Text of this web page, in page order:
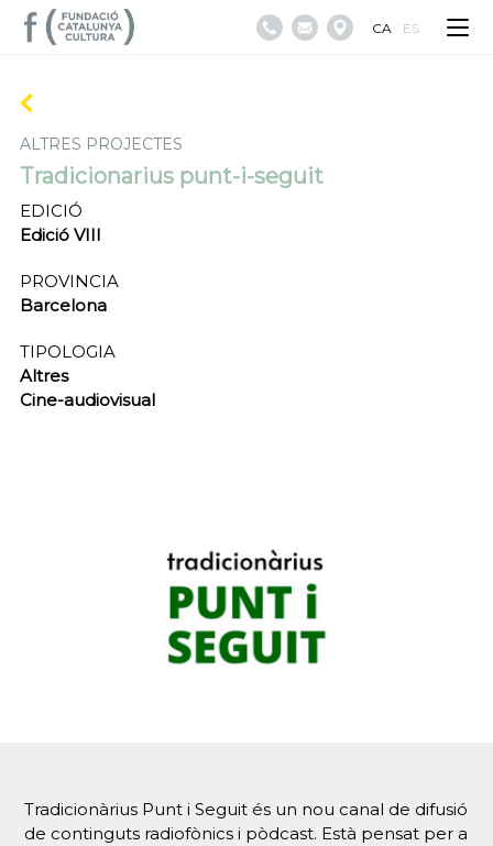
CA ES
ALTRES PROJECTES
Tradicionarius punt-i-seguit
EDICIÓ
Edició VIII
PROVINCIA
Barcelona
TIPOLOGIA
Altres
Cine-audiovisual
Tradicionàrius Punt i Seguit és un nou canal de difusió
de continguts radiofònics i pòdcast. Està pensat per a